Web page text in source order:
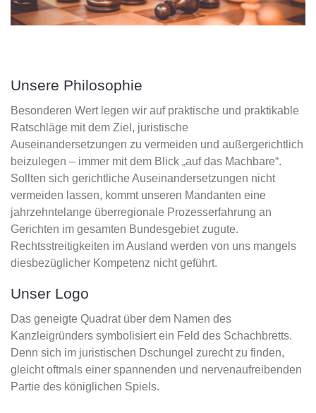
Unsere Philosophie
Besonderen Wert legen wir auf praktische und praktikable
Ratschläge mit dem Ziel, juristische
Auseinandersetzungen zu vermeiden und außergerichtlich
beizulegen – immer mit dem Blick „auf das Machbare“.
Sollten sich gerichtliche Auseinandersetzungen nicht
vermeiden lassen, kommt unseren Mandanten eine
jahrzehntelange überregionale Prozesserfahrung an
Gerichten im gesamten Bundesgebiet zugute.
Rechtsstreitigkeiten im Ausland werden von uns mangels
diesbezüglicher Kompetenz nicht geführt.
Unser Logo
Das geneigte Quadrat über dem Namen des
Kanzleigründers symbolisiert ein Feld des Schachbretts.
Denn sich im juristischen Dschungel zurecht zu finden,
gleicht oftmals einer spannenden und nervenaufreibenden
Partie des königlichen Spiels.